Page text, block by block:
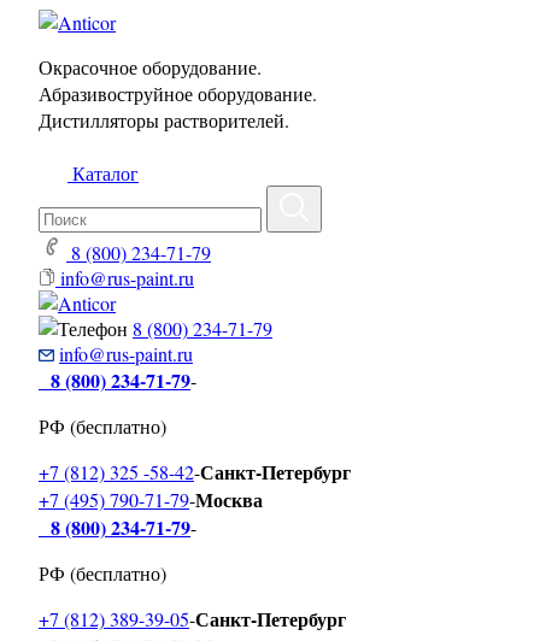
Окрасочное оборудование.
Абразивоструйное оборудование.
Дистилляторы растворителей.
Каталог
8 (800) 234-71-79
info@rus-paint.ru
8 (800) 234-71-79
info@rus-paint.ru
8 (800) 234-71-79-
РФ (бесплатно)
+7 (812) 325 -58-42-Санкт-Петербург
+7 (495) 790-71-79-Москва
8 (800) 234-71-79-
РФ (бесплатно)
+7 (812) 389-39-05-Санкт-Петербург